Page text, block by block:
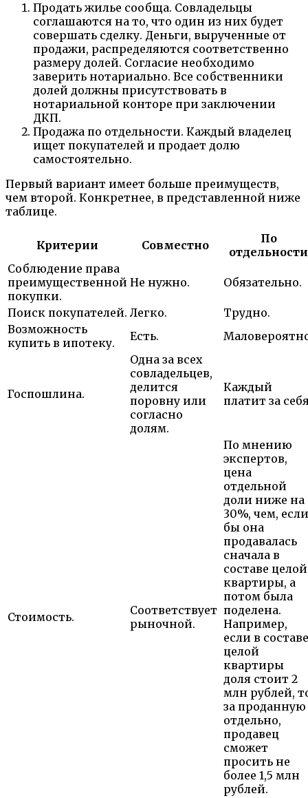
Продать жилье сообща. Совладельцы
соглашаются на то, что один из них будет
совершать сделку. Деньги, вырученные от
продажи, распределяются соответственно
размеру долей. Согласие необходимо
заверить нотариально. Все собственники
долей должны присутствовать в
нотариальной конторе при заключении
ДКП.
Продажа по отдельности. Каждый владелец
ищет покупателей и продает долю
самостоятельно.
Первый вариант имеет больше преимуществ,
чем второй. Конкретнее, в представленной ниже
таблице.
Критерии Совместно
По
отдельности
Соблюдение права
преимущественной
покупки.
Не нужно. Обязательно.
Поиск покупателей. Легко.
Трудно.
Возможность
купить в ипотеку.
Есть.
Госпошлина.
Одна за всех
совладельцев,
делится
поровну или
согласно
долям.
Каждый
платит за
Стоимость.
Соответствует
рыночной.
По мнению
экспертов,
цена
отдельной
доли ниже на
30%, чем, если
бы она
продавалась
сначала в
составе целой
квартиры, а
потом была
поделена.
Например,
если в составе
целой
квартиры
доля стоит 2
млн рублей,
за проданную
отдельно,
продавец
сможет
просить не
более 1,5 млн
рублей.